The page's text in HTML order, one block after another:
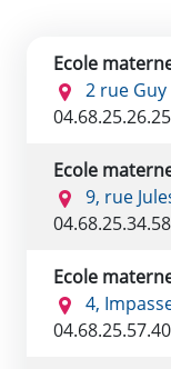
Ecole
2 rue
04.68.25.26.25
Ecole
9, rue
04.68.25.34.58
Ecole
4,
04.68.25.57.40